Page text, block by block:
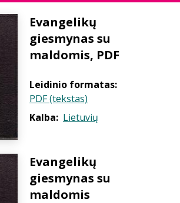
Evangelikų
giesmynas su
maldomis, PDF
Leidinio formatas:
PDF (tekstas)
Kalba: Lietuvių
Evangelikų
giesmynas su
maldomis